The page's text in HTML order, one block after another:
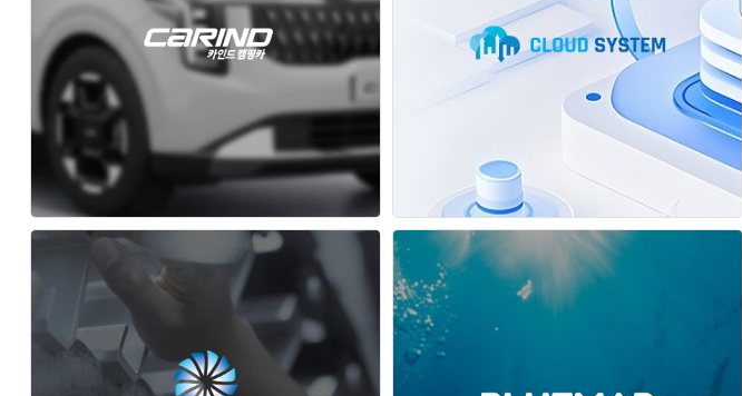
주식회사 아이케이 블루에스피
카인드캠핑카